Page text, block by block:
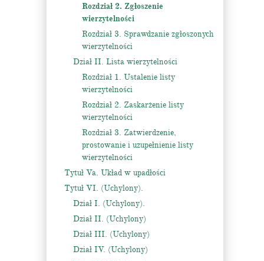
Rozdział 2. Zgłoszenie
wierzytelności
Rozdział 3. Sprawdzanie zgłoszonych
wierzytelności
Dział II. Lista wierzytelności
Rozdział 1. Ustalenie listy
wierzytelności
Rozdział 2. Zaskarżenie listy
wierzytelności
Rozdział 3. Zatwierdzenie,
prostowanie i uzupełnienie listy
wierzytelności
Tytuł Va. Układ w upadłości
Tytuł VI. (Uchylony).
Dział I. (Uchylony).
Dział II. (Uchylony)
Dział III. (Uchylony)
Dział IV. (Uchylony)